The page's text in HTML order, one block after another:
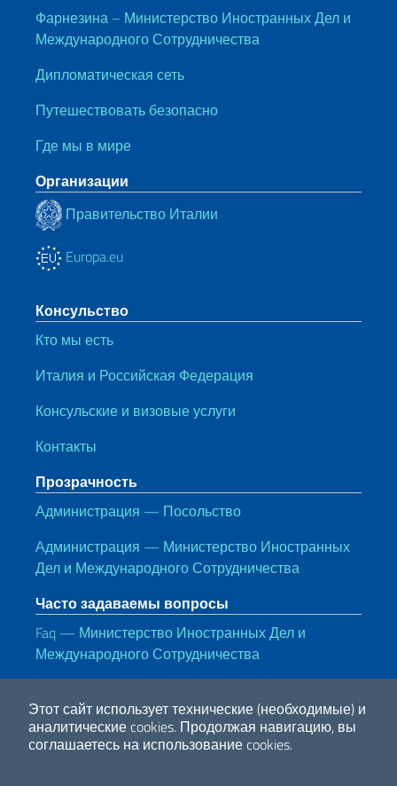
Этот сайт использует технические (необходимые) и
аналитические cookies. Продолжая навигацию, вы
соглашаетесь на использование cookies.
Фарнезина – Министерство Иностранных Дел и
Международного Сотрудничества
Дипломатическая сеть
Путешествовать безопасно
Где мы в мире
Организации
Правительство Италии
Europa.eu
Консульство
Кто мы есть
Италия и Российская Федерация
Консульские и визовые услуги
Контакты
Прозрачность
Администрация — Посольство
Администрация — Министерство Иностранных
Дел и Международного Сотрудничества
Часто задаваемы вопросы
Faq — Министерство Иностранных Дел и
Международного Сотрудничества
Полезные ссылки
Note legaliPrivacy e cookie policyDichiarazione di accessibilità